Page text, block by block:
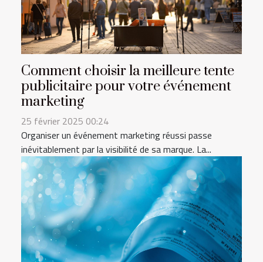
Comment choisir la meilleure tente
publicitaire pour votre événement
marketing
25 février 2025 00:24
Organiser un événement marketing réussi passe
inévitablement par la visibilité de sa marque. La...